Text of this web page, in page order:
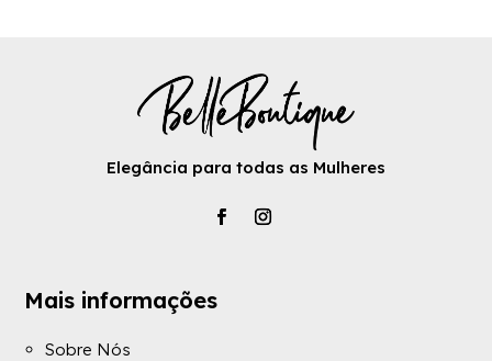
Elegância para todas as Mulheres
Mais informações
Sobre Nós